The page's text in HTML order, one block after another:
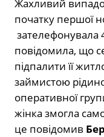
Жахливий
початку першої
зателефонувала
повідомила, що
підпалити її
займистою
оперативної
жінка змогла
це повідомив